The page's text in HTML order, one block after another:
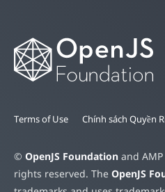
Terms of Use Chính sách Quyền
© OpenJS Foundation and
rights reserved. The OpenJS